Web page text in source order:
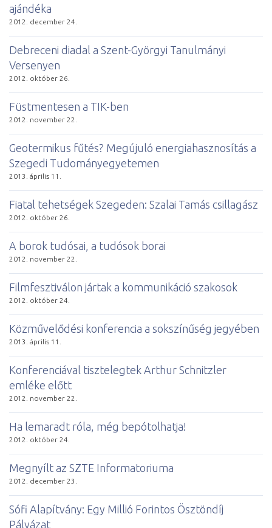
ajándéka
2012. december 24.
Debreceni diadal a Szent-Györgyi Tanulmányi
Versenyen
2012. október 26.
Füstmentesen a TIK-ben
2012. november 22.
Geotermikus fűtés? Megújuló energiahasznosítás a
Szegedi Tudományegyetemen
2013. április 11.
Fiatal tehetségek Szegeden: Szalai Tamás csillagász
2012. október 26.
A borok tudósai, a tudósok borai
2012. november 22.
Filmfesztiválon jártak a kommunikáció szakosok
2012. október 24.
Közművelődési konferencia a sokszínűség jegyében
2013. április 11.
Konferenciával tisztelegtek Arthur Schnitzler
emléke előtt
2012. november 22.
Ha lemaradt róla, még bepótolhatja!
2012. október 24.
Megnyílt az SZTE Informatoriuma
2012. december 23.
Sófi Alapítvány: Egy Millió Forintos Ösztöndíj
Pályázat